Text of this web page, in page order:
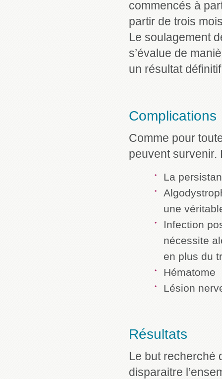
commencés à
partir de trois
Le soulagement
s’évalue de
un résultat
Complications
Comme pour
peuvent survenir.
La
une
Infection
nécessite
en plus du
Hématome
Lésion
Résultats
Le but recherché
disparaitre